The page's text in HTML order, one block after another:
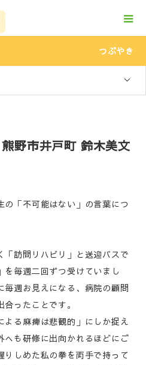
つぶやき
野市井戸町 鈴木美文
の「不可能はない」の言葉につ
訪問リハビリ」と送迎バスで
毎週二回ずつ受けていまし
毎週お見えになる、病院の顧問
ったことです。
よる麻痺は悲観的」にしか捉え
へも研修に出向かれるほどにご
しめた私の拳を両手で持って